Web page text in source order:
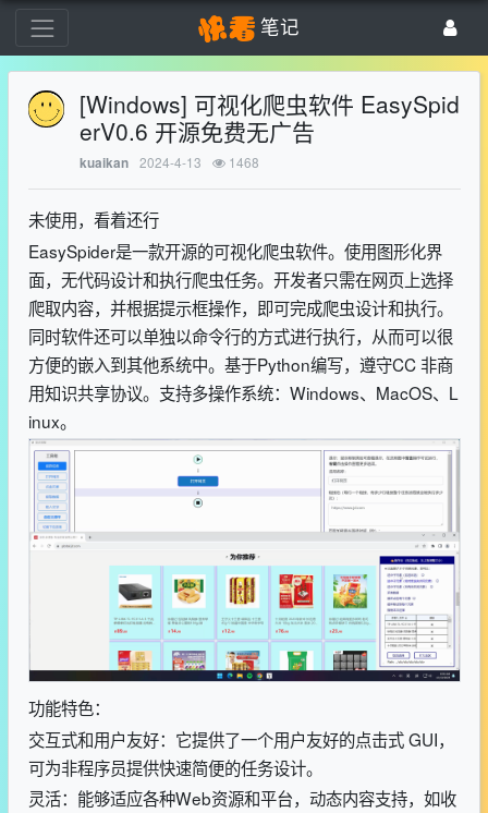
笔记
[Windows] 可视化爬虫软件 EasySpid
erV0.6 开源免费无广告
kuaikan 2024-4-13 1468
未使用，看着还行
EasySpider是一款开源的可视化爬虫软件。使用图形化界
面，无代码设计和执行爬虫任务。开发者只需在网页上选择
爬取内容，并根据提示框操作，即可完成爬虫设计和执行。
同时软件还可以单独以命令行的方式进行执行，从而可以很
方便的嵌入到其他系统中。基于Python编写，遵守CC 非商
用知识共享协议。支持多操作系统：Windows、MacOS、L
inux。
功能特色：
交互式和用户友好：它提供了一个用户友好的点击式 GUI，
可为非程序员提供快速简便的任务设计。
灵活：能够适应各种Web资源和平台，动态内容支持，如收